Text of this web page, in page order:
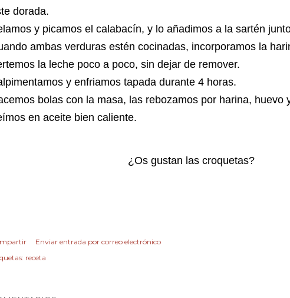
dorada.
y picamos el calabacín, y lo añadimos a la sartén
ambas verduras estén cocinadas, incorporamos la
la leche poco a poco, sin dejar de remover.
y enfriamos tapada durante 4 horas.
bolas con la masa, las rebozamos por harina, huevo
en aceite bien caliente.
¿Os gustan las croquetas?
Enviar entrada por correo electrónico
receta